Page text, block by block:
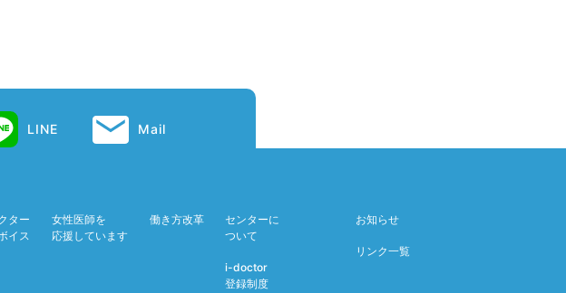
LINE Mail
ター
イス
女性医師を
応援しています
働き方改革
センターに
ついて
i-doctor
登録制度
お知らせ
リンク一覧